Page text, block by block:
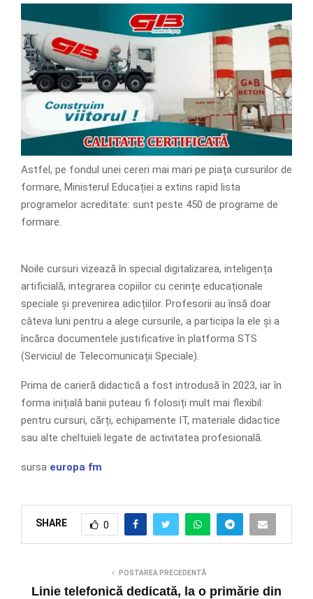
Astfel, pe fondul unei cereri mai mari pe piața cursurilor de
formare, Ministerul Educației a extins rapid lista
programelor acreditate: sunt peste 450 de programe de
formare.
Noile cursuri vizează în special digitalizarea, inteligența
artificială, integrarea copiilor cu cerințe educaționale
speciale și prevenirea adicțiilor. Profesorii au însă doar
câteva luni pentru a alege cursurile, a participa la ele și a
încărca documentele justificative în platforma STS
(Serviciul de Telecomunicații Speciale).
Prima de carieră didactică a fost introdusă în 2023, iar în
forma inițială banii puteau fi folosiți mult mai flexibil:
pentru cursuri, cărți, echipamente IT, materiale didactice
sau alte cheltuieli legate de activitatea profesională.
sursa europa fm
SHARE 0
POSTAREA PRECEDENTĂ
Linie telefonică dedicată, la o primărie din